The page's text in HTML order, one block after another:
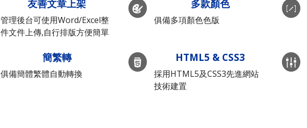
友善文章上架
管理後台可使用Word/Excel整
件文件上傳,自行排版方便簡單
簡繁轉
俱備簡體繁體自動轉換
多款顏色
俱備多項顏色色版
HTML5 & CSS3
採用HTML5及CSS3先進網站
技術建置